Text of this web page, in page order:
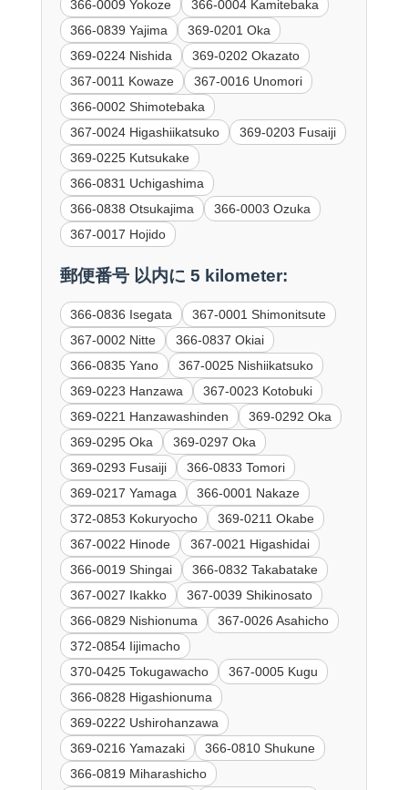
366-0009 Yokoze
366-0004 Kamitebaka
366-0839 Yajima
369-0201 Oka
369-0224 Nishida
369-0202 Okazato
367-0011 Kowaze
367-0016 Unomori
366-0002 Shimotebaka
367-0024 Higashiikatsuko
369-0203 Fusaiji
369-0225 Kutsukake
366-0831 Uchigashima
366-0838 Otsukajima
366-0003 Ozuka
367-0017 Hojido
郵便番号 以内に 5 kilometer:
366-0836 Isegata
367-0001 Shimonitsute
367-0002 Nitte
366-0837 Okiai
366-0835 Yano
367-0025 Nishiikatsuko
369-0223 Hanzawa
367-0023 Kotobuki
369-0221 Hanzawashinden
369-0292 Oka
369-0295 Oka
369-0297 Oka
369-0293 Fusaiji
366-0833 Tomori
369-0217 Yamaga
366-0001 Nakaze
372-0853 Kokuryocho
369-0211 Okabe
367-0022 Hinode
367-0021 Higashidai
366-0019 Shingai
366-0832 Takabatake
367-0027 Ikakko
367-0039 Shikinosato
366-0829 Nishionuma
367-0026 Asahicho
372-0854 Iijimacho
370-0425 Tokugawacho
367-0005 Kugu
366-0828 Higashionuma
369-0222 Ushirohanzawa
369-0216 Yamazaki
366-0810 Shukune
366-0819 Miharashicho